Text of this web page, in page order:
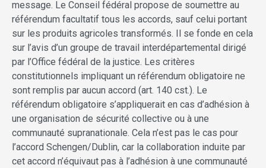
message. Le Conseil fédéral propose de soumettre au
référendum facultatif tous les accords, sauf celui portant
sur les produits agricoles transformés. Il se fonde en cela
sur l’avis d’un groupe de travail interdépartemental dirigé
par l’Office fédéral de la justice. Les critères
constitutionnels impliquant un référendum obligatoire ne
sont remplis par aucun accord (art. 140 cst.). Le
référendum obligatoire s’appliquerait en cas d’adhésion à
une organisation de sécurité collective ou à une
communauté supranationale. Cela n’est pas le cas pour
l’accord Schengen/Dublin, car la collaboration induite par
cet accord n’équivaut pas à l’adhésion à une communauté